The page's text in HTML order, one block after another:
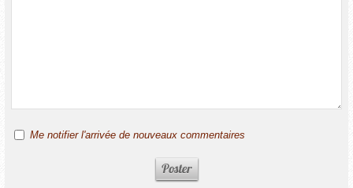
Me notifier l'arrivée de nouveaux commentaires